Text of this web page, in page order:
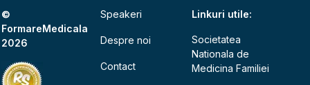
©
FormareMedicala
2026
Speakeri
Despre noi
Contact
Linkuri utile:
Societatea
Nationala de
Medicina Familiei